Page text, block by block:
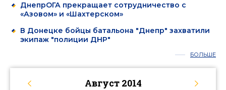
ДнепрОГА прекращает сотрудничество с
«Азовом» и «Шахтерском»
В Донецке бойцы батальона "Днепр" захватили
экипаж "полиции ДНР"
БОЛЬШЕ
Август 2014